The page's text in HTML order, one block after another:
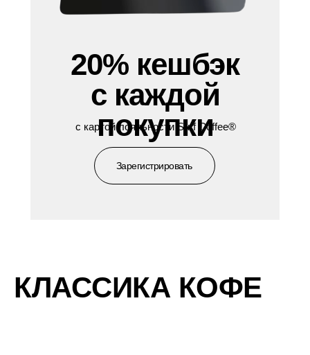
Зарегистрировать
20% кешбэк
с каждой
покупки
с картой лояльности Surf Coffee®
КЛАССИКА КОФЕ